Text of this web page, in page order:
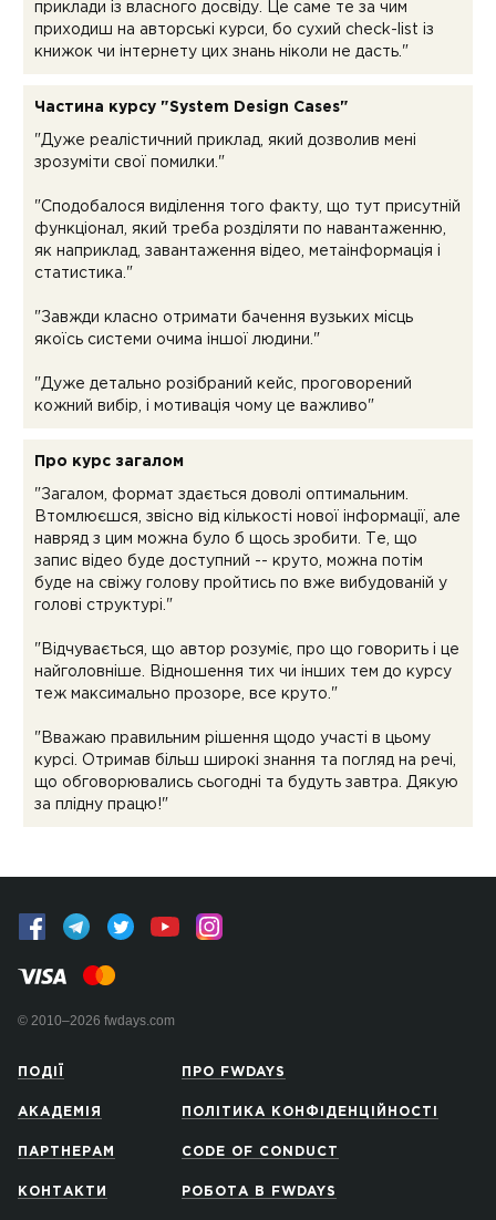
приклади із власного досвіду. Це саме те за чим
приходиш на авторські курси, бо сухий check-list із
книжок чи інтернету цих знань ніколи не дасть."
Частина курсу "System Design Cases"
"Дуже реалістичний приклад, який дозволив мені
зрозуміти свої помилки."
"Сподобалося виділення того факту, що тут присутній
функціонал, який треба розділяти по навантаженню,
як наприклад, завантаження відео, метаінформація і
статистика."
"Завжди класно отримати бачення вузьких місць
якоїсь системи очима іншої людини."
"Дуже детально розібраний кейс, проговорений
кожний вибір, і мотивація чому це важливо"
Про курс загалом
"Загалом, формат здається доволі оптимальним.
Втомлюєшся, звісно від кількості нової інформації, але
навряд з цим можна було б щось зробити. Те, що
запис відео буде доступний -- круто, можна потім
буде на свіжу голову пройтись по вже вибудованій у
голові структурі."
"Відчувається, що автор розуміє, про що говорить і це
найголовніше. Відношення тих чи інших тем до курсу
теж максимально прозоре, все круто."
"Вважаю правильним рішення щодо участі в цьому
курсі. Отримав більш широкі знання та погляд на речі,
що обговорювались сьогодні та будуть завтра. Дякую
за плідну працю!"
© 2010–2026 fwdays.com
ПОДІЇ
АКАДЕМІЯ
ПАРТНЕРАМ
КОНТАКТИ
ПРО FWDAYS
ПОЛІТИКА КОНФІДЕНЦІЙНОСТІ
CODE OF CONDUCT
РОБОТА В FWDAYS